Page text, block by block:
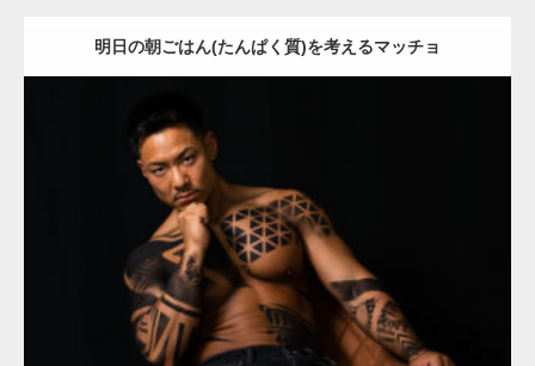
明日の朝ごはん(たんぱく質)を考えるマッチョ
Update:2021.12.21
アートなマッチョ オレンジの人 TOSHI(大胸筋)
ダウンロード